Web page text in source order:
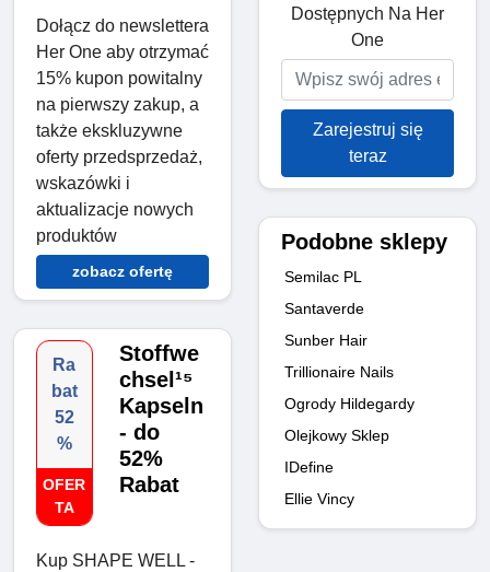
Dołącz do newslettera
Her One aby otrzymać
15% kupon powitalny
na pierwszy zakup, a
także ekskluzywne
oferty przedsprzedaż,
wskazówki i
aktualizacje nowych
produktów
zobacz ofertę
Ra
bat
52
%
OFER
TA
Stoffwe
chsel¹⁵
Kapseln
- do
52%
Rabat
Kup SHAPE WELL -
Dostępnych Na Her
One
Zarejestruj się
teraz
Podobne sklepy
Semilac PL
Santaverde
Sunber Hair
Trillionaire Nails
Ogrody Hildegardy
Olejkowy Sklep
IDefine
Ellie Vincy